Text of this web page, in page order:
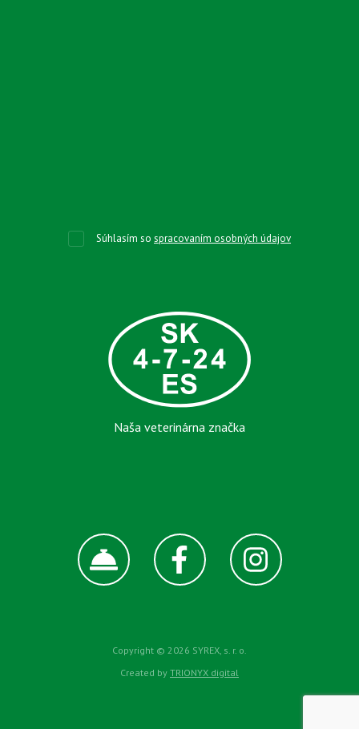
Súhlasím sospracovaním osobných údajov
Naša veterinárna značka
Copyright © 2026 SYREX, s. r. o.
Created by TRIONYX digital